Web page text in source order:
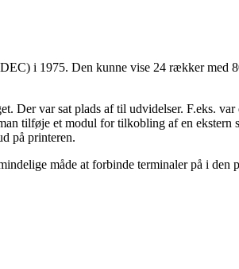
i 1975. Den kunne vise 24 rækker med
Der var sat plads af til udvidelser. F.eks.
tilføje et modul for tilkobling af en ekstern
på printeren.
måde at forbinde terminaler på i den